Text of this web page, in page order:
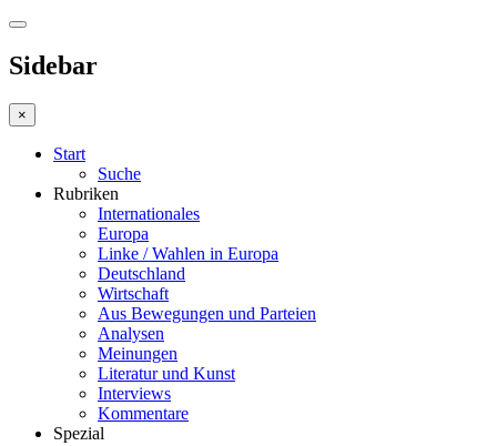
Sidebar
×
Start
Suche
Rubriken
Internationales
Europa
Linke / Wahlen in Europa
Deutschland
Wirtschaft
Aus Bewegungen und Parteien
Analysen
Meinungen
Literatur und Kunst
Interviews
Kommentare
Spezial